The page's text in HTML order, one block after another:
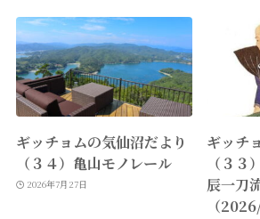
ギッチョムの気仙沼だより
（３４）亀山モノレール
2026年7月27日
ギッチ
（３
辰一刀
（